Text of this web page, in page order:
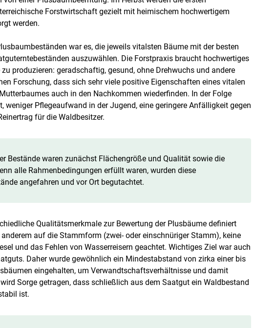
Skip to main content
Forstwirtschaft gezielt mit heimischem hochwertigem
werden.
war es, die jeweils vitalsten Bäume mit der besten
auszuwählen. Die Forstpraxis braucht hochwertiges
produzieren: geradschaftig, gesund, ohne Drehwuchs und andere
Forschung, dass sich sehr viele positive Eigenschaften eines vitalen
auch in den Nachkommen wiederfinden. In der Folge
weniger Pflegeaufwand in der Jugend, eine geringere Anfälligkeit gegen
für die Waldbesitzer.
Bestände waren zunächst Flächengröße und Qualität sowie die
alle Rahmenbedingungen erfüllt waren, wurden diese
angefahren und vor Ort begutachtet.
Qualitätsmerkmale zur Bewertung der Plusbäume definiert
auf die Stammform (zwei- oder einschnüriger Stamm), keine
und das Fehlen von Wasserreisern geachtet. Wichtiges Ziel war auch
Daher wurde gewöhnlich ein Mindestabstand von zirka einer bis
eingehalten, um Verwandtschaftsverhältnisse und damit
Sorge getragen, dass schließlich aus dem Saatgut ein Waldbestand
ist.